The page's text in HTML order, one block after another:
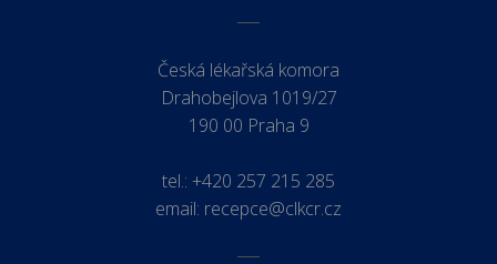
Česká lékařská komora
Drahobejlova 1019/27
190 00 Praha 9
tel.: +420 257 215 285
email: recepce@clkcr.cz